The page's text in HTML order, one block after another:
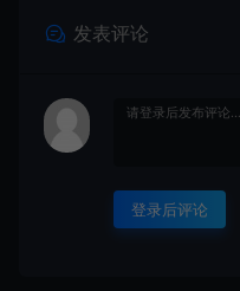
发表评论
登录后评论